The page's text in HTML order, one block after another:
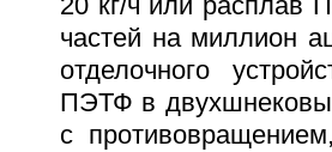
20 кг/ч или расплав
частей на миллион
отделочного
ПЭТФ в
с